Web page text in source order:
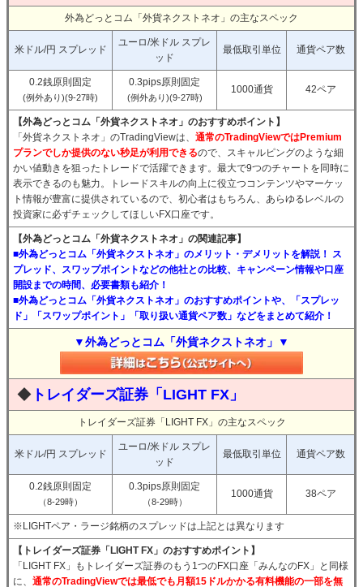
外為どっとコム「外貨ネクストネオ」の主なスペック
米ドル/円 スプレッド
ユーロ/米ドル スプレ
ッド
最低取引単位 通貨ペア数
0.2銭原則固定
(例外あり)(9-27時)
0.3pips原則固定
(例外あり)(9-27時)
1000通貨 42ペア
【外為どっとコム「外貨ネクストネオ」のおすすめポイント】
「外貨ネクストネオ」のTradingViewは、 通常のTradingViewではPremium
プランでしか提供のない秒足が利用できるので、スキャルピングのような細
かい値動きを狙ったトレードで活躍できます。最大で9つのチャートを同時に
表示できるのも魅力。トレードスキルの向上に役立つコンテンツやマーケッ
ト情報が豊富に提供されているので、初心者はもちろん、あらゆるレベルの
投資家に必ずチェックしてほしいFX口座です。
【外為どっとコム「外貨ネクストネオ」の関連記事】
■外為どっとコム「外貨ネクストネオ」のメリット・デメリットを解説！ ス
プレッド、スワップポイントなどの他社との比較、キャンペーン情報や口座
開設までの時間、必要書類も紹介！
■外為どっとコム「外貨ネクストネオ」のおすすめポイントや、「スプレッ
ド」「スワップポイント」「取り扱い通貨ペア数」などをまとめて紹介！
▼外為どっとコム「外貨ネクストネオ」▼
◆ トレイダーズ証券「LIGHT FX」
トレイダーズ証券「LIGHT FX」の主なスペック
米ドル/円 スプレッド
ユーロ/米ドル スプレ
ッド
最低取引単位 通貨ペア数
0.2銭原則固定
（8-29時）
0.3pips原則固定
（8-29時）
1000通貨 38ペア
※LIGHTペア・ラージ銘柄のスプレッドは上記とは異なります
【トレイダーズ証券「LIGHT FX」のおすすめポイント】
「LIGHT FX」もトレイダーズ証券のもう1つのFX口座「みんなのFX」と同様
に、 通常のTradingViewでは最低でも月額15ドルかかる有料機能の一部を無